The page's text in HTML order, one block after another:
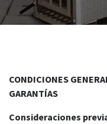
CONDICIONES
GARANTÍAS
Consideraciones